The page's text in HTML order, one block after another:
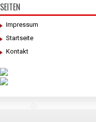
SEITEN
Impressum
Startseite
Kontakt